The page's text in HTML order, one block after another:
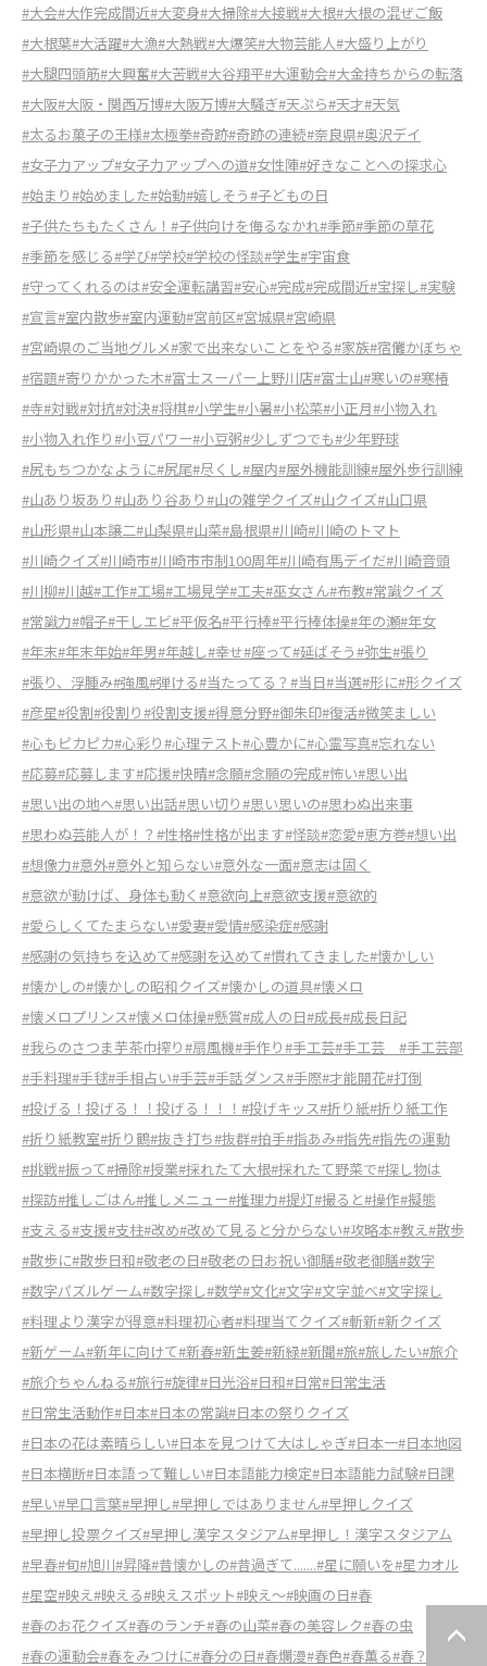
#大会#大作完成間近#大変身#大掃除#大接戦#大根#大根の混ぜご飯
#大根葉#大活躍#大漁#大熱戦#大爆笑#大物芸能人#大盛り上がり
#大腿四頭筋#大興奮#大苦戦#大谷翔平#大運動会#大金持ちからの転落
#大阪#大阪・関西万博#大阪万博#大騒ぎ#天ぷら#天才#天気
#太るお菓子の王様#太極拳#奇跡#奇跡の連続#奈良県#奥沢デイ
#女子力アップ#女子力アップへの道#女性陣#好きなことへの探求心
#始まり#始めました#始動#嬉しそう#子どもの日
#子供たちもたくさん！ #子供向けを侮るなかれ#季節#季節の草花
#季節を感じる#学び#学校#学校の怪談#学生#宇宙食
#守ってくれるのは#安全運転講習#安心#完成#完成間近#宝探し#実験
#宣言#室内散歩#室内運動#宮前区#宮城県#宮崎県
#宮崎県のご当地グルメ#家で出来ないことをやる#家族#宿儺かぼちゃ
#宿題#寄りかかった木#富士スーパー上野川店#富士山#寒いの#寒椿
#寺#対戦#対抗#対決#将棋#小学生#小暑#小松菜#小正月#小物入れ
#小物入れ作り#小豆パワー#小豆粥#少しずつでも#少年野球
#尻もちつかなように#尻尾#尽くし#屋内#屋外機能訓練#屋外歩行訓練
#山あり坂あり#山あり谷あり#山の雑学クイズ#山クイズ#山口県
#山形県#山本譲二#山梨県#山菜#島根県#川崎#川崎のトマト
#川崎クイズ#川崎市#川崎市市制100周年#川崎有馬デイだ#川崎音頭
#川柳#川越#工作#工場#工場見学#工夫#巫女さん#布教#常識クイズ
#常識力#帽子#干しエビ#平仮名#平行棒#平行棒体操#年の瀬#年女
#年末#年末年始#年男#年越し#幸せ#座って#延ばそう#弥生#張り
#張り、浮腫み#強風#弾ける#当たってる？ #当日#当選#形に#形クイズ
#彦星#役割#役割り#役割支援#得意分野#御朱印#復活#微笑ましい
#心もピカピカ#心彩り#心理テスト#心豊かに#心霊写真#忘れない
#応募#応募します#応援#快晴#念願#念願の完成#怖い#思い出
#思い出の地へ#思い出話#思い切り#思い思いの#思わぬ出来事
#思わぬ芸能人が！？ #性格#性格が出ます#怪談#恋愛#恵方巻#想い出
#想像力#意外#意外と知らない#意外な一面#意志は固く
#意欲が動けば、身体も動く #意欲向上#意欲支援#意欲的
#愛らしくてたまらない#愛妻#愛情#感染症#感謝
#感謝の気持ちを込めて#感謝を込めて#慣れてきました#懐かしい
#懐かしの#懐かしの昭和クイズ#懐かしの道具#懐メロ
#懐メロプリンス#懐メロ体操#懸賞#成人の日#成長#成長日記
#我らのさつま芋茶巾搾り#扇風機#手作り#手工芸#手工芸 #手工芸部
#手料理#手毬#手相占い#手芸#手話ダンス#手際#才能開花#打倒
#投げる！投げる！！投げる！！！ #投げキッス#折り紙#折り紙工作
#折り紙教室#折り鶴#抜き打ち#抜群#拍手#指あみ#指先#指先の運動
#挑戦#振って#掃除#授業#採れたて大根#採れたて野菜で#探し物は
#探訪#推しごはん#推しメニュー#推理力#提灯#撮ると#操作#擬態
#支える#支援#支柱#改め#改めて見ると分からない#攻略本#教え #散歩
#散歩に#散歩日和#敬老の日#敬老の日お祝い御膳#敬老御膳#数字
#数字パズルゲーム#数字探し#数学#文化#文字#文字並べ#文字探し
#料理より漢字が得意#料理初心者#料理当てクイズ#斬新#新クイズ
#新ゲーム#新年に向けて#新春#新生姜#新緑#新聞#旅#旅したい#旅介
#旅介ちゃんねる#旅行#旋律#日光浴#日和#日常#日常生活
#日常生活動作#日本#日本の常識#日本の祭りクイズ
#日本の花は素晴らしい#日本を見つけて大はしゃぎ#日本一#日本地図
#日本横断#日本語って難しい#日本語能力検定#日本語能力試験#日課
#早い#早口言葉#早押し#早押しではありません#早押しクイズ
#早押し投票クイズ#早押し漢字スタジアム#早押し！漢字スタジアム
#早春#旬#旭川#昇降#昔懐かしの#昔過ぎて.......#星に願いを#星カオル
#星空#映え #映える#映えスポット#映え～#映画の日#春
#春のお花クイズ#春のランチ#春の山菜#春の美容レク#春の虫
#春の運動会#春をみつけに#春分の日#春爛漫#春色#春薫る#春？